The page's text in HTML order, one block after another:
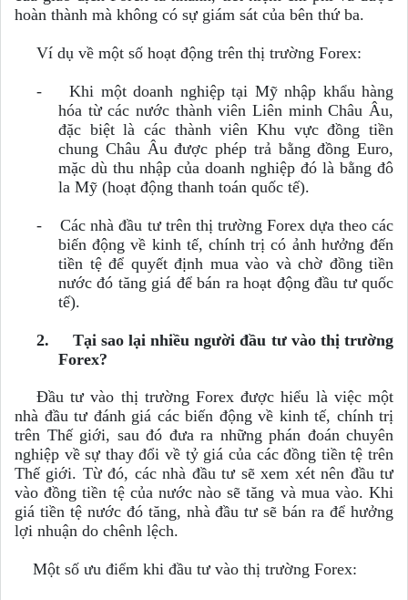
hoàn thành mà không có sự giám sát của bên thứ ba.
Ví dụ về một số hoạt động trên thị trường Forex:
-
Khi một doanh nghiệp tại Mỹ nhập khẩu hàng
hóa từ các nước thành viên Liên minh Châu Âu,
đặc biệt là các thành viên Khu vực đồng tiền
chung Châu Âu được phép trả bằng đồng Euro,
mặc dù thu nhập của doanh nghiệp đó là bằng đô
la Mỹ (hoạt động thanh toán quốc tế).
-
Các nhà đầu tư trên thị trường Forex dựa theo các
biến động về kinh tế, chính trị có ảnh hưởng đến
tiền tệ để quyết định mua vào và chờ đồng tiền
nước đó tăng giá để bán ra hoạt động đầu tư quốc
tế).
2.
Tại sao lại nhiều người đầu tư vào thị trường
Forex?
Đầu tư vào thị trường Forex được hiểu là việc một
nhà đầu tư đánh giá các biến động về kinh tế, chính trị
trên Thế giới, sau đó đưa ra những phán đoán chuyên
nghiệp về sự thay đổi về tỷ giá của các đồng tiền tệ trên
Thế giới. Từ đó, các nhà đầu tư sẽ xem xét nên đầu tư
vào đồng tiền tệ của nước nào sẽ tăng và mua vào. Khi
giá tiền tệ nước đó tăng, nhà đầu tư sẽ bán ra để hưởng
lợi nhuận do chênh lệch.
Một số ưu điểm khi đầu tư vào thị trường Forex: